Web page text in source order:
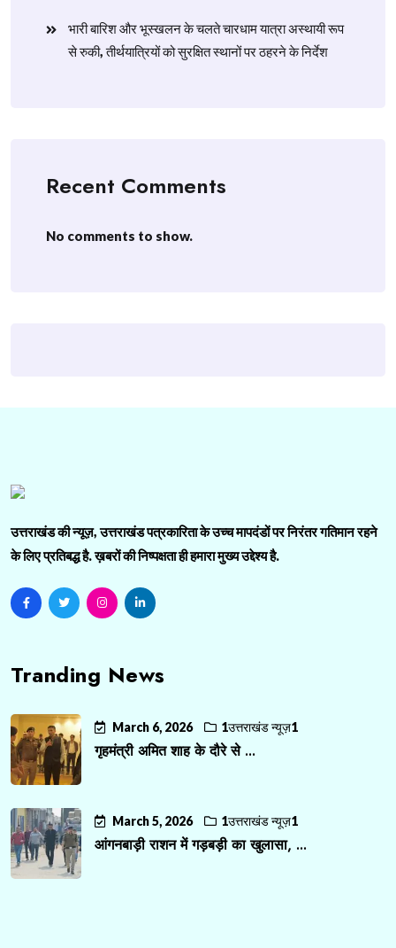
​भारी बारिश और भूस्खलन के चलते चारधाम यात्रा अस्थायी रूप
से रुकी, तीर्थयात्रियों को सुरक्षित स्थानों पर ठहरने के निर्देश
Recent Comments
No comments to show.
उत्तराखंड की न्यूज़, उत्तराखंड पत्रकारिता के उच्च मापदंडों पर निरंतर गतिमान रहने
के लिए प्रतिबद्ध है. ख़बरों की निष्पक्षता ही हमारा मुख्य उद्देश्य है.
Tranding News
March 6, 2026 1उत्तराखंड न्यूज़1
गृहमंत्री अमित शाह के दौरे से ...
March 5, 2026 1उत्तराखंड न्यूज़1
आंगनबाड़ी राशन में गड़बड़ी का खुलासा, ...